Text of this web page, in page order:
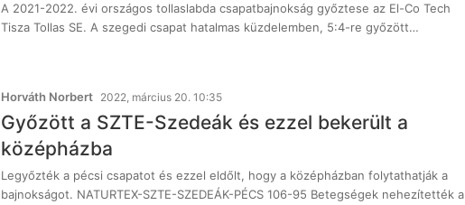
A 2021-2022. évi országos tollaslabda csapatbajnokság győztese az El-Co Tech
Tisza Tollas SE. A szegedi csapat hatalmas küzdelemben, 5:4-re győzött…
Horváth Norbert 2022, március 20. 10:35
Győzött a SZTE-Szedeák és ezzel bekerült a
középházba
Legyőzték a pécsi csapatot és ezzel eldőlt, hogy a középházban folytathatják a
bajnokságot. NATURTEX-SZTE-SZEDEÁK-PÉCS 106-95 Betegségek nehezítették a